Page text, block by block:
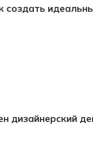
создать
дизайнерский